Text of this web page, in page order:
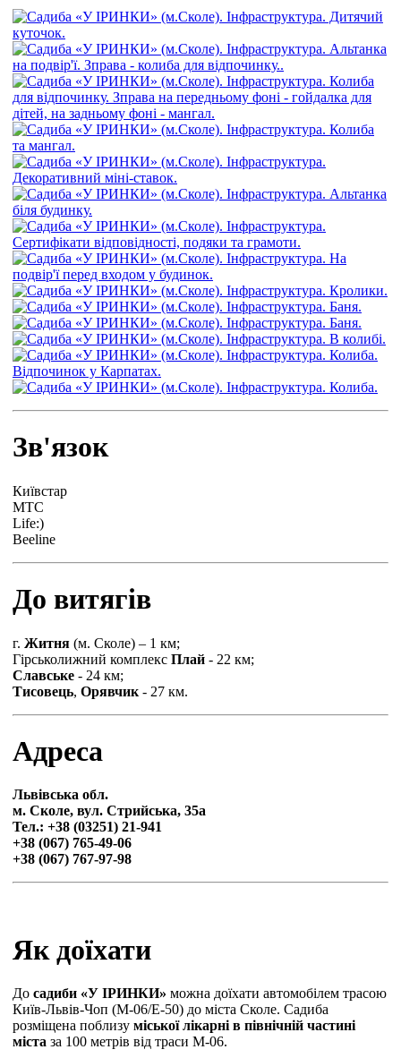
Зв'язок
Київстар
МТС
Life:)
Beeline
До витягів
г. Житня (м. Сколе) – 1 км;
Гірськолижний комплекс Плай - 22 км;
Славське - 24 км;
Тисовець, Орявчик - 27 км.
Адреса
Львівська обл.
м. Сколе, вул. Стрийська, 35а
Тел.: +38 (03251) 21-941
+38 (067) 765-49-06
+38 (067) 767-97-98
Як доїхати
До садиби «У ІРИНКИ» можна доїхати автомобілем трасою
Київ-Львів-Чоп (М-06/Е-50) до міста Сколе. Садиба
розміщена поблизу міської лікарні в північній частині
міста за 100 метрів від траси М-06.